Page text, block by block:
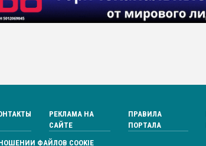
РЕКЛАМА НА
САЙТЕ
ПРАВИЛА
ПОРТАЛА
ФАЙЛОВ COOKIE